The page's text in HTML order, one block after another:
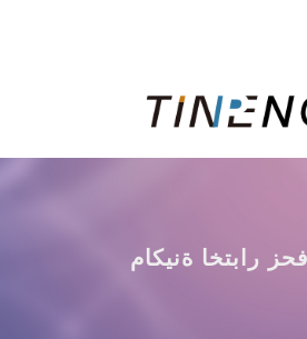
زحف الخرسانة